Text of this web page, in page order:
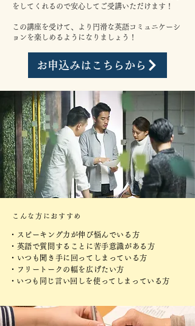
をしてくれるので安心してご受講いただけます！
​この講座を受けて、より円滑な英語コミュニケーシ
ョンを楽しめるようになりましょう！
お申込みはこちらから
こんな方におすすめ
・スピーキング力が伸び悩んでいる方
・英語で質問することに苦手意識がある方
・いつも聞き手に回ってしまっている方
・フリートークの幅を広げたい方
​・いつも同じ言い回しを使ってしまっている方